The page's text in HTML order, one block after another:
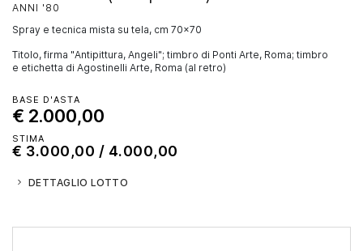
ANNI '80
spray e tecnica mista su tela, cm 70x70
Titolo, firma "Antipittura, Angeli"; timbro di Ponti Arte, Roma; timbro
e etichetta di Agostinelli Arte, Roma (al retro)
BASE D'ASTA
€ 2.000,00
STIMA
€ 3.000,00 / 4.000,00
DETTAGLIO LOTTO